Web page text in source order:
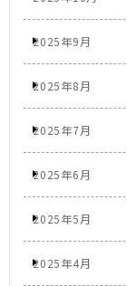
2025年9月
2025年8月
2025年7月
2025年6月
2025年5月
2025年4月